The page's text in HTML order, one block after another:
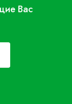
Вас